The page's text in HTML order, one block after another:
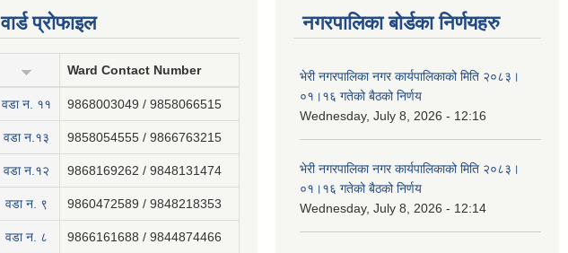
वार्ड प्रोफाइल
Ward Contact Number
वडा न‍. ११ 9868003049 / 9858066515
वडा न.१३ 9858054555 / 9866763215
वडा न.१२ 9868169262 / 9848131474
वडा न. ९ 9860472589 / 9848218353
वडा न. ८ 9866161688 / 9844874466
नगरपालिका बोर्डका निर्णयहरु
भेरी नगरपालिका नगर कार्यपालिकाको मिति २०८३।
०१।१६ गतेको बैठको निर्णय
Wednesday, July 8, 2026 - 12:16
भेरी नगरपालिका नगर कार्यपालिकाको मिति २०८३।
०१।१६ गतेको बैठको निर्णय
Wednesday, July 8, 2026 - 12:14